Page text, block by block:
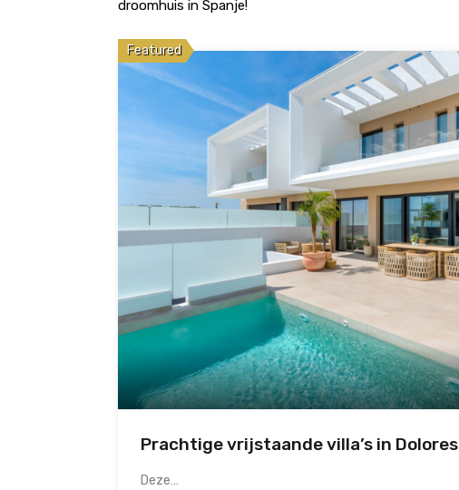
droomhuis in Spanje!
Featured
Prachtige vrijstaande villa’s in Dolores
Deze…